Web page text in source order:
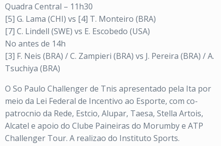
Quadra Central – 11h30
[5] G. Lama (CHI) vs [4] T. Monteiro (BRA)
[7] C. Lindell (SWE) vs E. Escobedo (USA)
No antes de 14h
[3] F. Neis (BRA) / C. Zampieri (BRA) vs J. Pereira (BRA) / A.
Tsuchiya (BRA)
O So Paulo Challenger de Tnis apresentado pela Ita por
meio da Lei Federal de Incentivo ao Esporte, com co-
patrocnio da Rede, Estcio, Alupar, Taesa, Stella Artois,
Alcatel e apoio do Clube Paineiras do Morumby e ATP
Challenger Tour. A realizao do Instituto Sports.